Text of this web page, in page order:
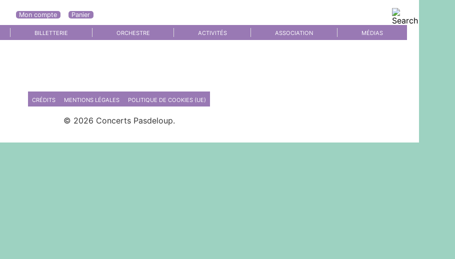
Mon compte Panier
BILLETTERIE ORCHESTRE ACTIVITÉS ASSOCIATION MÉDIAS
CRÉDITS MENTIONS LÉGALES POLITIQUE DE COOKIES (UE)
© 2026 Concerts Pasdeloup.